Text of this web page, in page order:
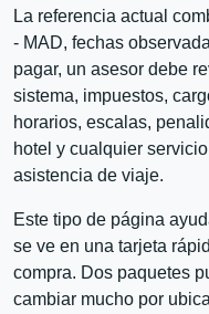
La referencia actual
- MAD, fechas
pagar, un asesor debe
sistema, impuestos,
horarios, escalas,
hotel y cualquier
asistencia de viaje.
Este tipo de página
se ve en una tarjeta
compra. Dos paquetes
cambiar mucho por